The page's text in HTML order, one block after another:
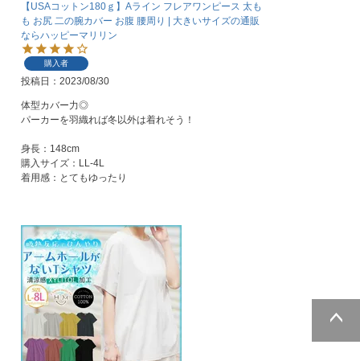
【USAコットン180ｇ】Aライン フレアワンピース 太も
も お尻 二の腕カバー お腹 腰周り | 大きいサイズの通販
ならハッピーマリリン
購入者
投稿日 2023/08/30
体型カバー力◎
パーカーを羽織れば冬以外は着れそう！
身長：148cm
購入サイズ：LL-4L
着用感：とてもゆったり